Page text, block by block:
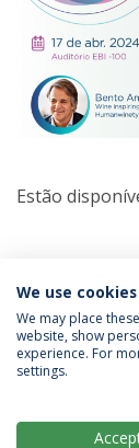
Estão
Tertúlias na
Política
We use cookies
We may place
website, show
experience. For
settings.